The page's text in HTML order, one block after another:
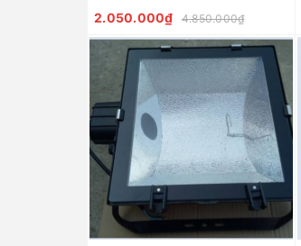
ZALAA
2.050.000₫ 4.850.000₫